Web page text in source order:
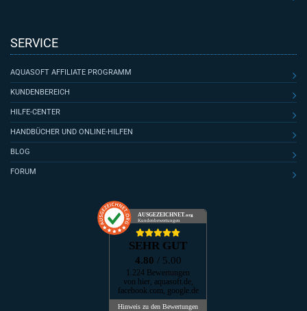
SERVICE
AQUASOFT AFFILIATE PROGRAMM
KUNDENBEREICH
HILFE-CENTER
HANDBÜCHER UND ONLINE-HILFEN
BLOG
FORUM
AUSGEZEICHNET.org
Kundenbewertungen
SEHR GUT
4.80 / 5.00
1.224 Bewertungen
von hier, aquasoft.de,
facebook.com, google.de
Hinweis zu den Bewertungen